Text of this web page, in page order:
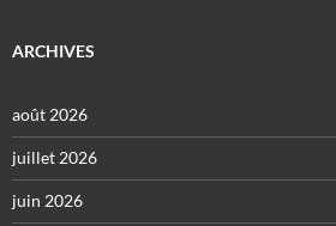
ARCHIVES
août 2026
juillet 2026
juin 2026